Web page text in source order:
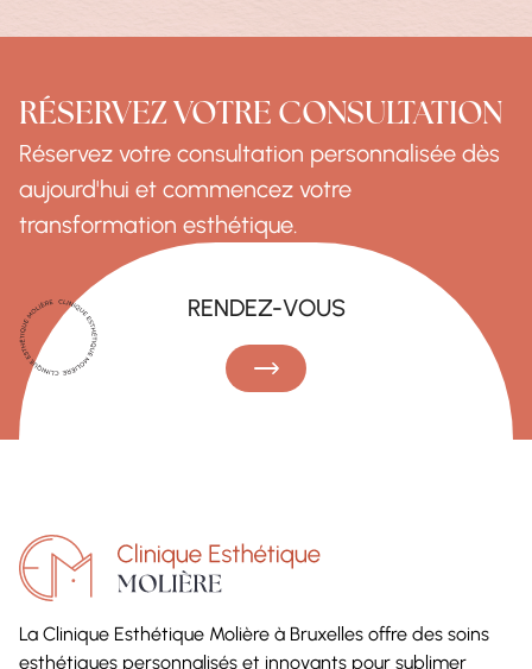
RÉSERVEZ VOTRE CONSULTATION
Réservez votre consultation personnalisée dès
aujourd'hui et commencez votre
transformation esthétique.
RENDEZ-VOUS
La Clinique Esthétique Molière à Bruxelles offre des soins
esthétiques personnalisés et innovants pour sublimer